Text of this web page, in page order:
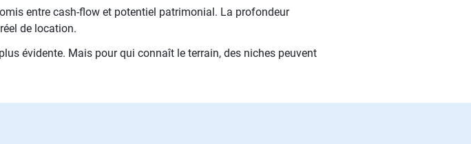
entre cash-flow et potentiel patrimonial. La profondeur
de location.
évidente. Mais pour qui connaît le terrain, des niches peuvent